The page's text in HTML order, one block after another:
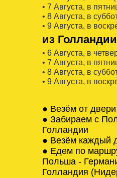
• 7 Августa, в
• 8 Августa, в
• 9 Августa, в
из
• 6 Августa, в
• 7 Августa, в
• 8 Августa, в
• 9 Августa, в
● Везём от
● Забираем с
Голландии
● Везём каждый
● Едем по
Польша -
Голландия